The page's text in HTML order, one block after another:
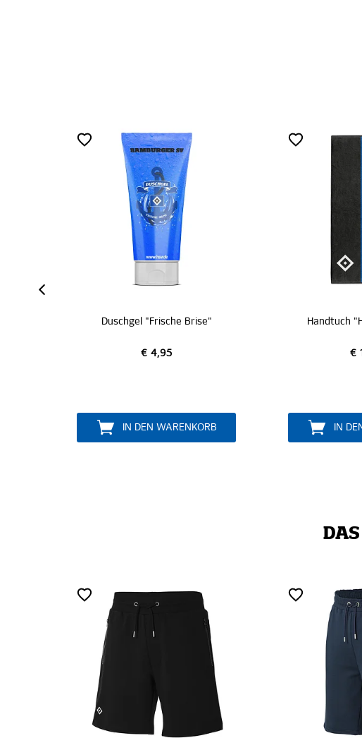
"Frische Brise"
IN DEN WARENKORB
ZERTIFIZIERT
Handtuch "Hamburger SV"
IN DEN WARENKORB
ZERTIFIZIERT
MITGLIEDER